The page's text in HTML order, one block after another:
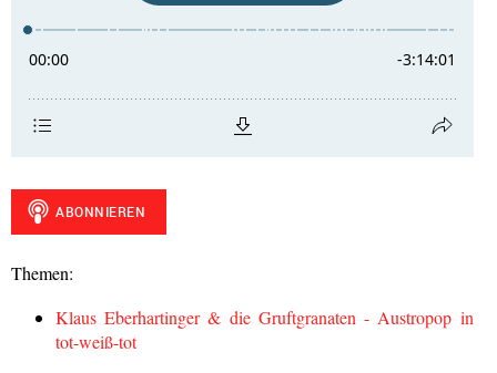
Themen:
Klaus Eberhartinger & die Gruftgranaten - Austropop in
tot-weiß-tot